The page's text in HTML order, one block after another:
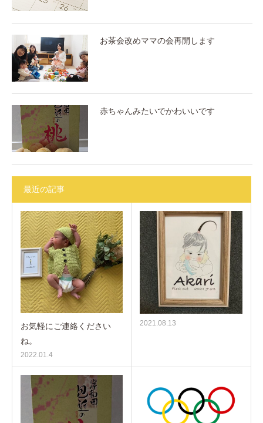
お茶会改めママの会再開します
赤ちゃんみたいでかわいいです
最近の記事
お気軽にご連絡ください
ね。
2022.01.4
2021.08.13